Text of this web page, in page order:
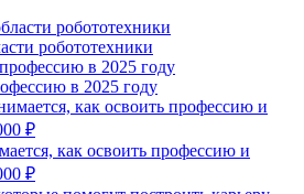
робототехники
в 2025 году
как освоить профессию и
₽